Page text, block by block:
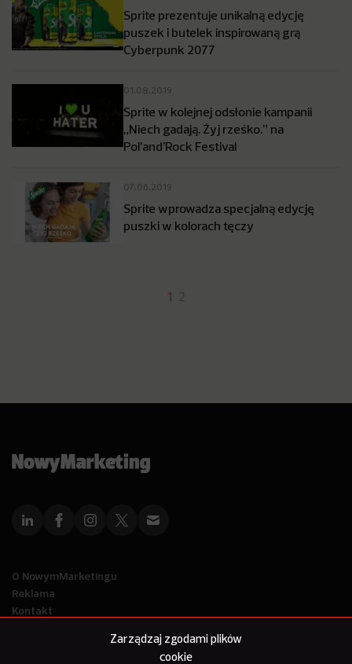
Zarządzaj zgodami plików
cookie
Sprite prezentuje unikalną edycję
puszek i butelek inspirowaną grą
Cyberpunk 2077
01.08.2019
Sprite w kolejnej odsłonie kampanii
„Niech gadają. Żyj rześko.” na
Pol’and’Rock Festival
07.06.2019
Sprite wprowadza specjalną edycję
puszki w kolorach tęczy
1 2
O NowymMarketingu
Reklama
Kontakt